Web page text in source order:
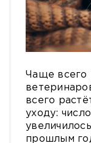
Чаще всего
всего
уходу:
прошлым